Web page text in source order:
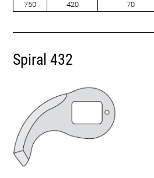
750
420 70
Spiral 432